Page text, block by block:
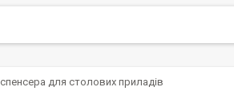
для столових приладів